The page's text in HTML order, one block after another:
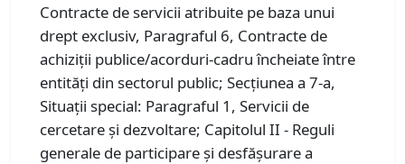
Contracte de servicii atribuite pe baza unui
drept exclusiv, Paragraful 6, Contracte de
achiziţii publice/acorduri-cadru încheiate între
entităţi din sectorul public; Secțiunea a 7-a,
Situaţii special: Paragraful 1, Servicii de
cercetare şi dezvoltare; Capitolul II - Reguli
generale de participare şi desfăşurare a